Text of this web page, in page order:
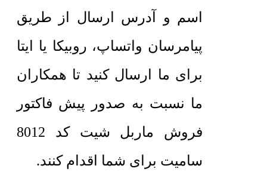
اسم و آدرس ارسال از طریق
پیامرسان واتساپ، روبیکا یا ایتا
برای ما ارسال کنید تا همکاران
ما نسبت به صدور پیش فاکتور
فروش ماربل شیت کد 8012
سامیت برای شما اقدام کنند.